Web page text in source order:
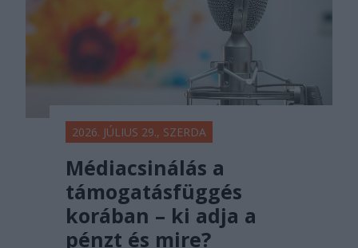
2026. JÚLIUS 29., SZERDA
Médiacsinálás a
támogatásfüggés
korában – ki adja a
pénzt és mire?